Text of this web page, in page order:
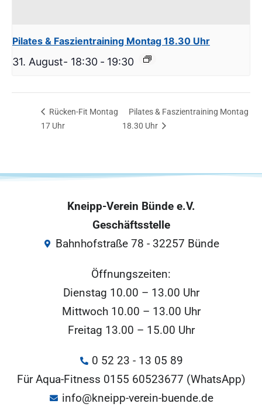
Pilates & Faszientraining Montag 18.30 Uhr
31. August- 18:30 - 19:30
Rücken-Fit Montag
17 Uhr
Pilates & Faszientraining Montag
18.30 Uhr
Kneipp-Verein Bünde e.V.
Geschäftsstelle
Bahnhofstraße 78 - 32257 Bünde
Öffnungszeiten:
Dienstag 10.00 – 13.00 Uhr
Mittwoch 10.00 – 13.00 Uhr
Freitag 13.00 – 15.00 Uhr
0 52 23 - 13 05 89
Für Aqua-Fitness 0155 60523677 (WhatsApp)
info@kneipp-verein-buende.de